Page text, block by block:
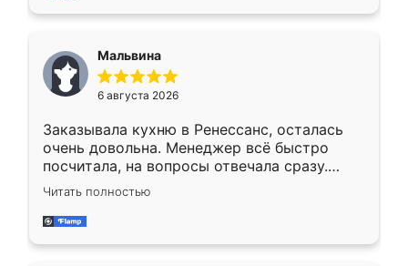
меньше, здесь же он более разнообразный.
Мне нравится ,если что-то потребуется из
мебели буду заказывать только здесь.
Мальвина
6 августа 2026
Заказывала кухню в Ренессанс, осталась
очень довольна. Менеджер всё быстро
посчитала, на вопросы отвечала сразу.
Замерщик приехал в субботу, подошёл к
делу со всей ответственностью. Собрали
за день, ребята работали аккуратно, даже
Читать полностью